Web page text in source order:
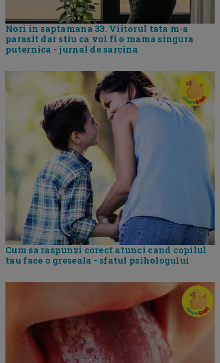
Nori in saptamana 33. Viitorul tata m-a
parasit dar stiu ca voi fi o mama singura
puternica - jurnal de sarcina
Cum sa raspunzi corect atunci cand copilul
tau face o greseala - sfatul psihologului